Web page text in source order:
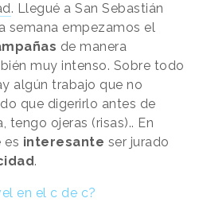
. Llegué a San Sebastián
semana empezamos el
de manera
muy intenso. Sobre todo
algún trabajo que no
que digerirlo antes de
tengo ojeras (risas).. En
es interesante ser jurado
.
en el c de c?